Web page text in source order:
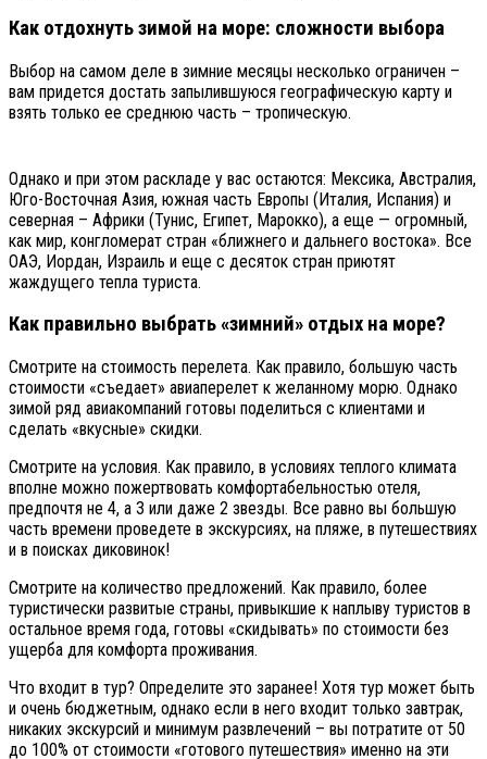
Как отдохнуть зимой на море: сложности выбора
Выбор на самом деле в зимние месяцы несколько ограничен –
вам придется достать запылившуюся географическую карту и
взять только ее среднюю часть – тропическую.
Однако и при этом раскладе у вас остаются: Мексика, Австралия,
Юго-Восточная Азия, южная часть Европы (Италия, Испания) и
северная – Африки (Тунис, Египет, Марокко), а еще — огромный,
как мир, конгломерат стран «ближнего и дальнего востока». Все
ОАЭ, Иордан, Израиль и еще с десяток стран приютят
жаждущего тепла туриста.
Как правильно выбрать «зимний» отдых на море?
Смотрите на стоимость перелета. Как правило, большую часть
стоимости «съедает» авиаперелет к желанному морю. Однако
зимой ряд авиакомпаний готовы поделиться с клиентами и
сделать «вкусные» скидки.
Смотрите на условия. Как правило, в условиях теплого климата
вполне можно пожертвовать комфортабельностью отеля,
предпочтя не 4, а 3 или даже 2 звезды. Все равно вы большую
часть времени проведете в экскурсиях, на пляже, в путешествиях
и в поисках диковинок!
Смотрите на количество предложений. Как правило, более
туристически развитые страны, привыкшие к наплыву туристов в
остальное время года, готовы «скидывать» по стоимости без
ущерба для комфорта проживания.
Что входит в тур? Определите это заранее! Хотя тур может быть
и очень бюджетным, однако если в него входит только завтрак,
никаких экскурсий и минимум развлечений – вы потратите от 50
до 100% от стоимости «готового путешествия» именно на эти